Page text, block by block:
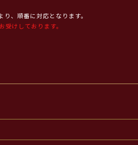
、順番に対応となります。
けしております。